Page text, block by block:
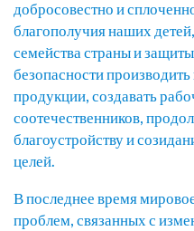
добросовестно и
благополучия наших
семейства страны и
безопасности
продукции, создавать
соотечественников,
благоустройству и
целей.
В последнее время
проблем, связанных с